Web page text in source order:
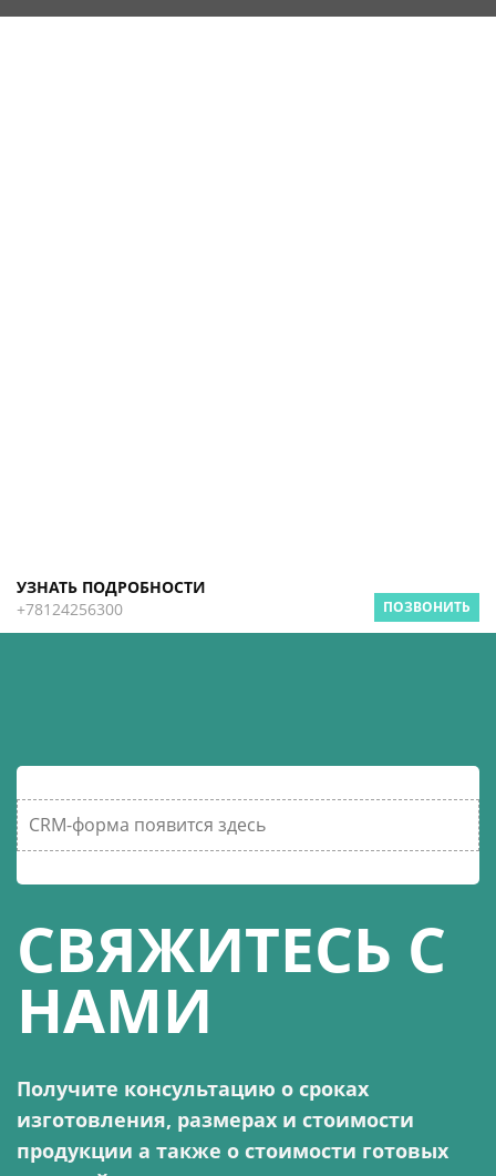
УЗНАТЬ ПОДРОБНОСТИ
+78124256300
ПОЗВОНИТЬ
CRM-форма появится здесь
СВЯЖИТЕСЬ С
НАМИ
Получите консультацию о сроках
изготовления, размерах и стоимости
продукции а также о стоимости готовых